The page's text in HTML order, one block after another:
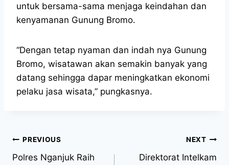
untuk bersama-sama menjaga keindahan dan
kenyamanan Gunung Bromo.
“Dengan tetap nyaman dan indah nya Gunung
Bromo, wisatawan akan semakin banyak yang
datang sehingga dapar meningkatkan ekonomi
pelaku jasa wisata,” pungkasnya.
PREVIOUS
Polres Nganjuk Raih
NEXT
Direktorat Intelkam